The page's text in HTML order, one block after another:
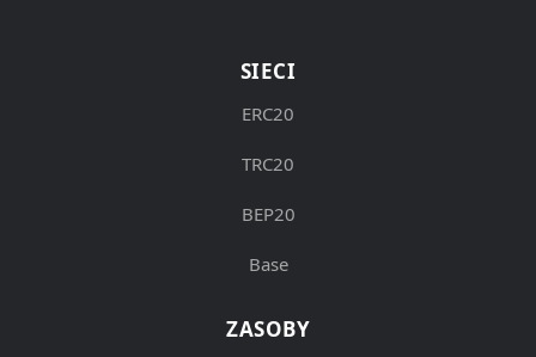
SIECI
ERC20
TRC20
BEP20
Base
ZASOBY